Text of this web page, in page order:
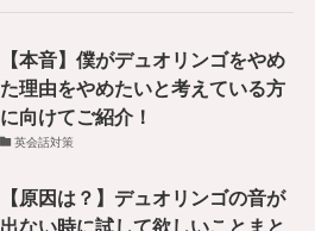
【本音】僕がデュオリンゴをやめ
た理由をやめたいと考えている方
に向けてご紹介！
英会話対策
【原因は？】デュオリンゴの音が
出ない時に試して欲しいことまと